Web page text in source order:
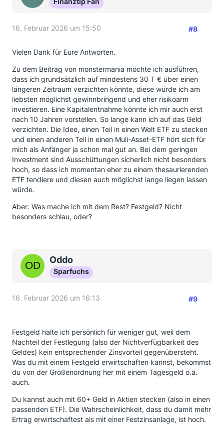
16. Februar 2026 um 15:50 #8
Vielen Dank für Eure Antworten.
Zu dem Beitrag von monstermania möchte ich ausführen,
dass ich grundsätzlich auf mindestens 30 T € über einen
längeren Zeitraum verzichten könnte, diese würde ich am
liebsten möglichst gewinnbringend und eher risikoarm
investieren. Eine Kapitalentnahme könnte ich mir auch erst
nach 10 Jahren vorstellen. So lange kann ich auf das Geld
verzichten. Die Idee, einen Teil in einen Welt ETF zu stecken
und einen anderen Teil in einen Muli-Asset-ETF hört sich für
mich als Anfänger ja schon mal gut an. Bei dem geringen
Investment sind Ausschüttungen sicherlich nicht besonders
hoch, so dass ich momentan eher zu einem thesaurierenden
ETF tendiere und diesen auch möglichst lange liegen lassen
würde.
Aber: Was mache ich mit dem Rest? Festgeld? Nicht
besonders schlau, oder?
Oddo
Sparfuchs
16. Februar 2026 um 16:13 #9
Festgeld halte ich persönlich für weniger gut, weil dem
Nachteil der Festlegung (also der Nichtverfügbarkeit des
Geldes) kein entsprechender Zinsvorteil gegenübersteht.
Was du mit einem Festgeld erwirtschaften kannst, bekommst
du von der Größenordnung her mit einem Tagesgeld o.ä.
auch.
Du kannst auch mit 60+ Geld in Aktien stecken (also in einen
passenden ETF). Die Wahrscheinlichkeit, dass du damit mehr
Ertrag erwirtschaftest als mit einer Festzinsanlage, ist hoch.